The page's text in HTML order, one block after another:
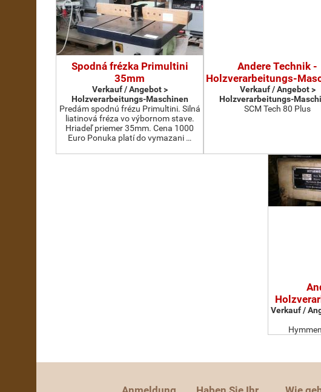
Spodná frézka Primultini
35mm
Verkauf / Angebot >
Holzverarbeitungs-Maschinen
Predám spodnú frézu Primultini. Silná
liatinová fréza vo výbornom stave.
Hriadeľ priemer 35mm. Cena 1000
Euro Ponuka platí do vymazani …
Andere Technik -
Holzverarbeitungs-
Verkauf / Angebot >
Holzverarbeitungs-
SCM Tech 80 Plus
Verkauf /